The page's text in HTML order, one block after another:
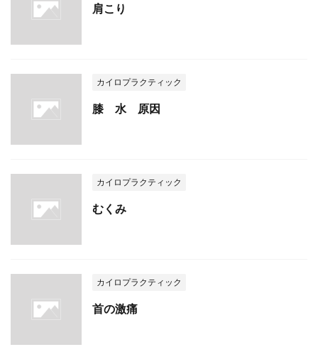
肩こり
カイロプラクティック
膝 水 原因
カイロプラクティック
むくみ
カイロプラクティック
首の激痛